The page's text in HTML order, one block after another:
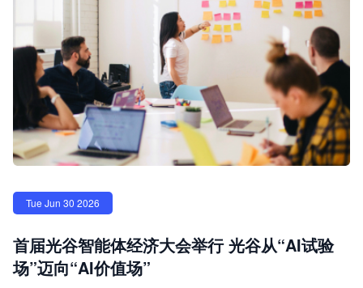
Tue Jun 30 2026
首届光谷智能体经济大会举行 光谷从“AI试验
场”迈向“AI价值场”